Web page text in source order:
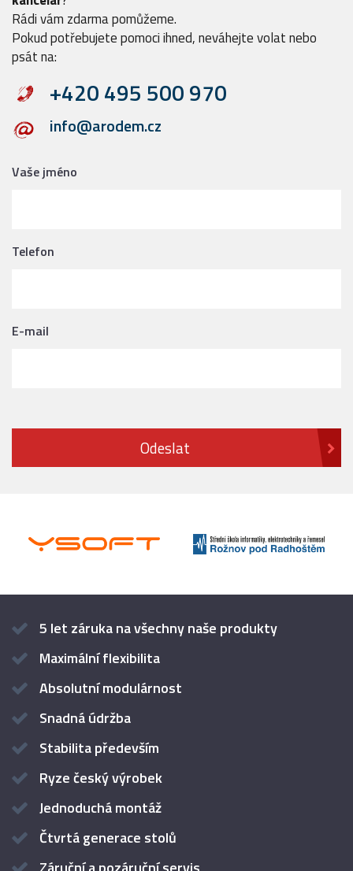
Rádi vám zdarma pomůžeme.
Pokud potřebujete pomoci ihned, neváhejte volat nebo
psát na:
+420 495 500 970
info@arodem.cz
Vaše jméno
Telefon
E-mail
5 let záruka na všechny naše produkty
Maximální flexibilita
Absolutní modulárnost
Snadná údržba
Stabilita především
Ryze český výrobek
Jednoduchá montáž
Čtvrtá generace stolů